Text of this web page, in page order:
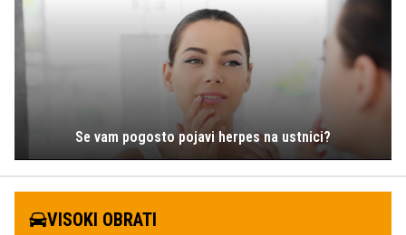
Se vam pogosto pojavi herpes na ustnici?
VISOKI OBRATI